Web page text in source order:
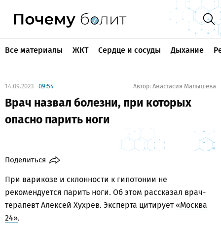
Все материалы ЖКТ Сердце и сосуды Дыхание
14.09.2023 09:54 Автор: Анастасия Малышева
Врач назвал болезни, при которых
опасно парить ноги
Поделиться
При варикозе и склонности к гипотонии не
рекомендуется парить ноги. Об этом рассказал врач-
терапевт Алексей Хухрев. Эксперта цитирует«Москва
24».